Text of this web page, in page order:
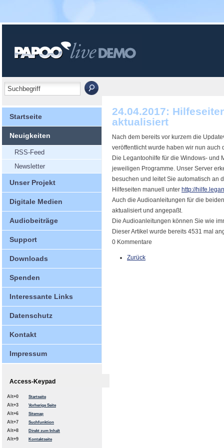
Startseite
Neuigkeiten
RSS-Feed
Newsletter
Unser Projekt
Digitale Medien
Audiobeiträge
Support
Downloads
Spenden
Interessante Links
Datenschutz
Kontakt
Impressum
24.04.2017:
aktualisiert
Nach dem bereits vor kurzem die
veröffentlicht wurde haben wir nun
Die Legantoohilfe für die Windows- und
jeweiligen Programme. Unser Server
besuchen und leitet Sie automatisch an
Hilfeseiten manuell unter http://
Auch die Audioanleitungen für die
aktualisiert und angepaßt.
Die Audioanleitungen können Sie wie
Dieser Artikel wurde bereits 4531 mal
0 Kommentare
Zurück
Access-Keypad
Alt+0 Startseite
Alt+3 Vorherige Seite
Alt+6 Sitemap
Alt+7 Suchfunktion
Alt+8 Direkt zum Inhalt
Alt+9 Kontaktseite